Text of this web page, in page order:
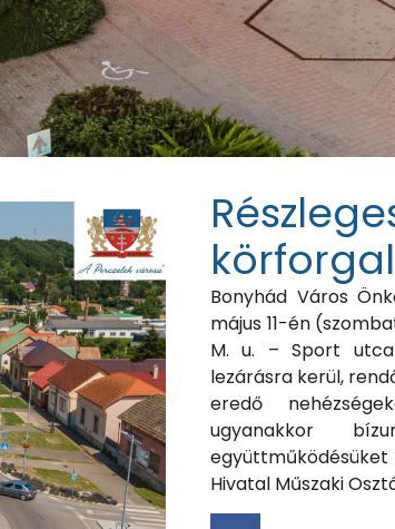
Bonyhád Város
május 11-én
M. u. – Sport utca
lezárásra kerül,
eredő
ugyanakkor
Hivatal Műszaki